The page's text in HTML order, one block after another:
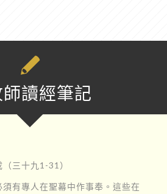
讀經筆記
（三十九1-31）
有專人在聖幕中作事奉。這些在